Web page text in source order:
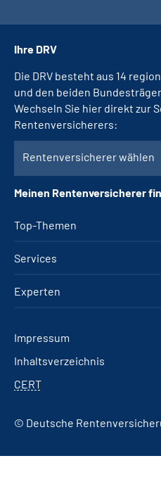
Top-Themen
Services
Experten
Ihre DRV
Die DRV besteht aus 14
und den beiden
Wechseln Sie hier direkt zur
Rentenversicherers:
Rentenversicherer wählen
Meinen Rentenversicherer
Impressum
Inhaltsverzeichnis
CERT
© Deutsche